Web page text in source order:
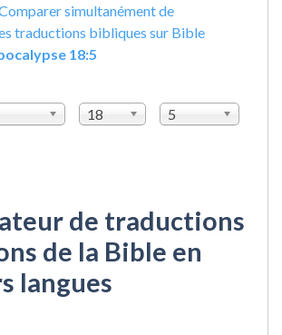
simultanément de
traductions bibliques sur Bible
18:5
18 5
de traductions
de la Bible en
langues